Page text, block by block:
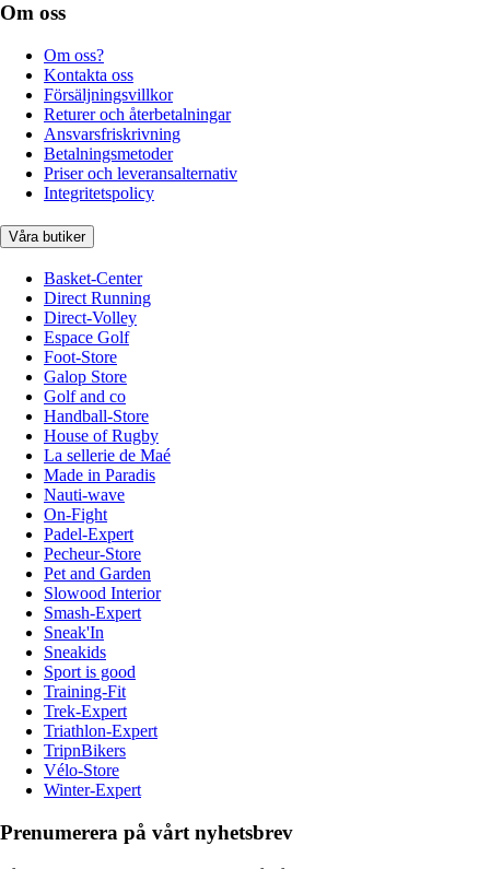
Om oss
Om oss?
Kontakta oss
Försäljningsvillkor
Returer och återbetalningar
Ansvarsfriskrivning
Betalningsmetoder
Priser och leveransalternativ
Integritetspolicy
Våra butiker
Basket-Center
Direct Running
Direct-Volley
Espace Golf
Foot-Store
Galop Store
Golf and co
Handball-Store
House of Rugby
La sellerie de Maé
Made in Paradis
Nauti-wave
On-Fight
Padel-Expert
Pecheur-Store
Pet and Garden
Slowood Interior
Smash-Expert
Sneak'In
Sneakids
Sport is good
Training-Fit
Trek-Expert
Triathlon-Expert
TripnBikers
Vélo-Store
Winter-Expert
Prenumerera på vårt nyhetsbrev